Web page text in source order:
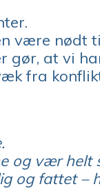
være nødt
gør, at vi
fra
og vær helt
og fattet –